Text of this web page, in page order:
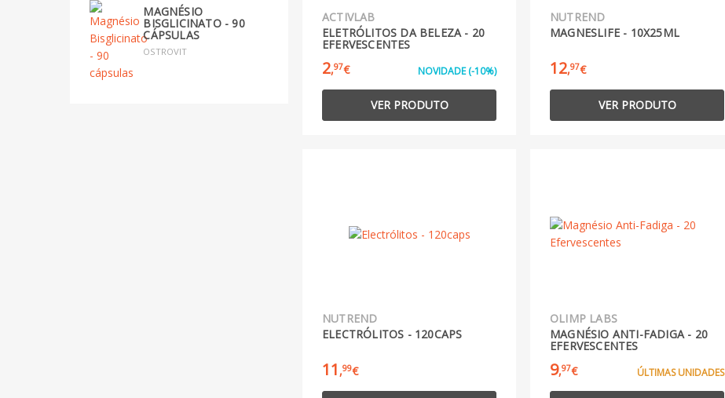
MAGNÉSIO
BISGLICINATO - 90
CÁPSULAS
OSTROVIT
ACTIVLAB
ELETRÓLITOS DA BELEZA - 20
EFERVESCENTES
2,97€ NOVIDADE (-10%)
VER PRODUTO
NUTREND
MAGNESLIFE - 10X25ML
12,97€
VER PRODUTO
NUTREND
ELECTRÓLITOS - 120CAPS
11 ,99€
OLIMP LABS
MAGNÉSIO ANTI-FADIGA - 20
EFERVESCENTES
9,97€ ÚLTIMAS UNIDADES